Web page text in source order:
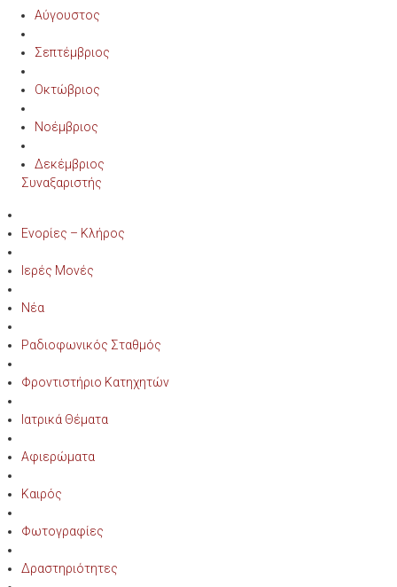
Αύγουστος
Σεπτέμβριος
Οκτώβριος
Νοέμβριος
Δεκέμβριος
Συναξαριστής
Ενορίες – Κλήρος
Ιερές Μονές
Νέα
Ραδιοφωνικός Σταθμός
Φροντιστήριο Κατηχητών
Ιατρικά Θέματα
Αφιερώματα
Καιρός
Φωτογραφίες
Δραστηριότητες